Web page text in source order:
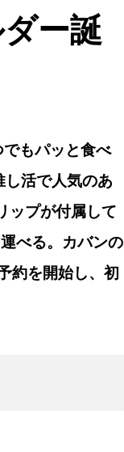
ー誕
もパッと食べ
活で人気のあ
ップが付属して
べる。カバンの
約を開始し、初